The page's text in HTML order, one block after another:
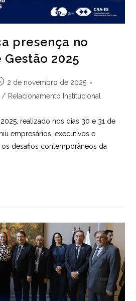
presença no
Gestão 2025
2 de novembro de 2025
/ Relacionamento Institucional
realizado nos dias 30 e 31 de
empresários, executivos e
desafios contemporâneos da